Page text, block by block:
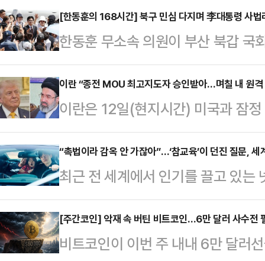
[한동훈의 168시간] 북구 민심 다지며 李대통령 사법
한동훈 무소속 의원이 부산 북갑 국
민들과의 긴밀한 소통을 이어가는
한 대여공세의 수위를 한층 끌어올
ON'에 출연해 선거 소회와 관련해
가 관건이었던 것 같다"며 "구석구
가나 빌라가 밀집된 지역들, 보통
"머리에 수건을 두르고 사우나에
씀하셨다"고 회…
이란 “종전 MOU 최고지도자 승인받아…며칠 내 원격
이란은 12일(현지시간) 미국과 잠
최고지도자인 아야톨라 모즈타바
측이 최고지도자의 합의안 승인 사
임스(NYT)에 따르면 아바스 아라
된 TV 연설에서 미국과의 합의가
가안보회의를 포함한 이란 최고 지
서 “이번 양해각서가 레바논을 포
“촉법이라 감옥 안 가잖아”…‘참교육’이 던진 질문, 세
최근 전 세계에서 인기를 끌고 있는
촉법소년들이 나온다. 잔인한 범죄
이라 처벌받지 않는다”고 말하며
다.작품 속 설정은 극적 연출이지
[주간코인] 악재 속 버틴 비트코인…6만 달러 사수전
비트코인이 이번 주 내내 6만 달러